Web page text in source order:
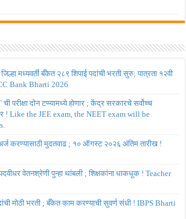
मध्यवर्ती बँकेत २८९ शिपाई पदांची भरती सुरु; पात्रता १२वी
Bank Bharti 2026
परीक्षा दोन टप्प्यामध्ये होणार ; केंद्र सरकारचे सर्वोच्च
! Like the JEE exam, the NEET exam will be
करण्यासाठी मुदतवाढ ; १० ऑगस्ट २०२६ अंतिम तारीख !
पदवीधर वेतनश्रेणी पुन्हा थांबली ; शिक्षकांना धाकधूक ! Teacher
मोठी भरती ; बँकेत काम करण्याची सुवर्ण संधी ! IBPS Bharti